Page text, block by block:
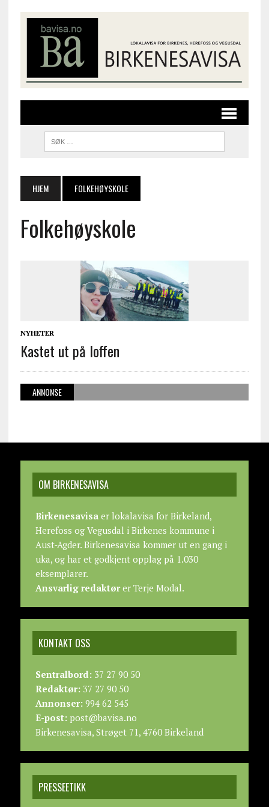
HJEM FOLKEHØYSKOLE
Folkehøyskole
NYHETER
Kastet ut på loffen
ANNONSE
OM BIRKENESAVISA
Birkenesavisaer lokalavisa for Birkeland,
Herefoss og Vegusdal i Birkenes kommune i
Aust-Agder. Birkenesavisa kommer ut en gang i
uka, og har et godkjent opplag på 1.030
eksemplarer.
Ansvarlig redaktører Terje Modal.
KONTAKT OSS
Sentralbord:37 27 90 50
Redaktør:37 27 90 50
Annonser:994 62 545
E-post:post@bavisa.no
Birkenesavisa, Strøget 71, 4760 Birkeland
PRESSEETIKK